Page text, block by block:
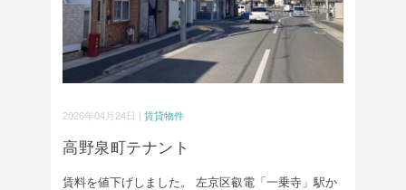
2026年04月24日 |賃貸物件
高野泉町テナント
賃料を値下げしました。 左京区叡電「一乗寺」駅か